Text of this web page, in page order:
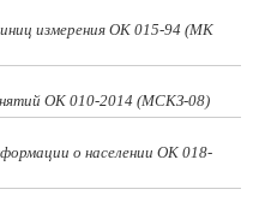
измерения ОК 015-94 (МК
ОК 010-2014 (МСКЗ-08)
о населении ОК 018-